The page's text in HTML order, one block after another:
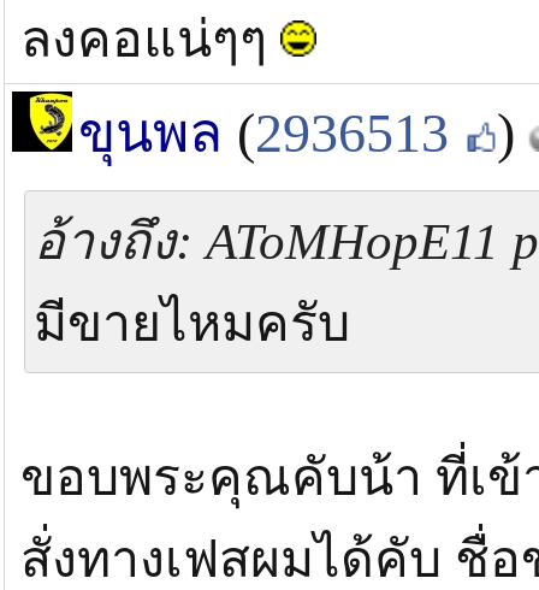
ลงคอแน่ๆๆ
ขุนพล (2936513 )
อ้างถึง: AToMHopE11
มีขายไหมครับ
ขอบพระคุณคับน้า ที่เ
สั่งทางเฟสผมได้คับ ชื่